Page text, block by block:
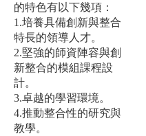
的特色有以下幾項：
1.培養具備創新與整合
特長的領導人才。
2.堅強的師資陣容與創
新整合的模組課程設
計。
3.卓越的學習環境。
4.推動整合性的研究與
教學。